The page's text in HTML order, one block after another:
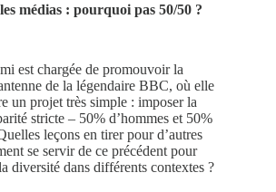
médias : pourquoi pas 50/50 ?
est chargée de promouvoir la
de la légendaire BBC, où elle
un projet très simple : imposer la
stricte – 50% d’hommes et 50%
leçons en tirer pour d’autres
se servir de ce précédent pour
diversité dans différents contextes ?